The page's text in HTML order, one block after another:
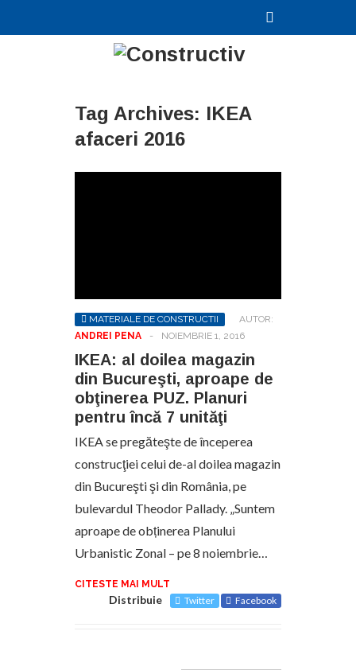
Tag Archives: IKEA
afaceri 2016
MATERIALE DE CONSTRUCTII
AUTOR:
ANDREI PENA
- NOIEMBRIE 1, 2016
IKEA: al doilea magazin
din Bucureşti, aproape de
obţinerea PUZ. Planuri
pentru încă 7 unităţi
IKEA se pregăteşte de începerea
construcţiei celui de-al doilea magazin
din Bucureşti şi din România, pe
bulevardul Theodor Pallady. „Suntem
aproape de obținerea Planului
Urbanistic Zonal – pe 8 noiembrie…
CITESTE MAI MULT
Distribuie Twitter Facebook